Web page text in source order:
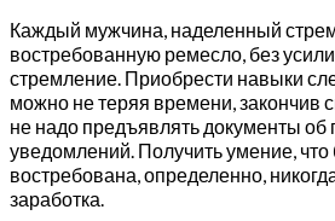
Каждый мужчина, наделенный
востребованную ремесло, без
стремление. Приобрести навыки
можно не теряя времени, закончив
не надо предъявлять документы об
уведомлений. Получить умение, что
востребована, определенно,
заработка.